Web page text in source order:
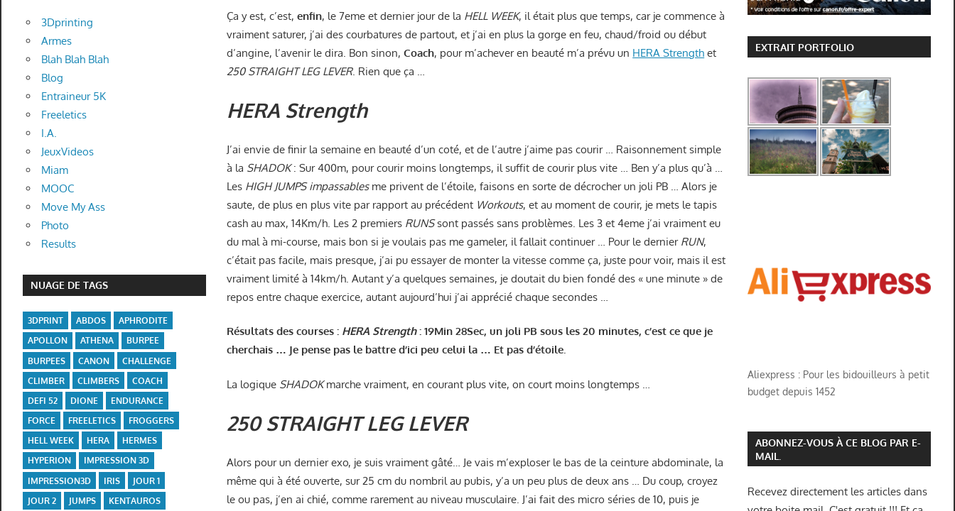
Ça y est, c’est,enfin, le 7eme et dernier jour de la HELL WEEK, il était plus que temps, car je commence à
vraiment saturer, j’ai des courbatures de partout, et j’ai en plus la gorge en feu, chaud/froid ou début
d’angine, l’avenir le dira. Bon sinon,Coach, pour m’achever en beauté m’a prévu un HERA Strength et
250 STRAIGHT LEG LEVER. Rien que ça …
HERA Strength
J’ai envie de finir la semaine en beauté d’un coté, et de l’autre j’aime pas courir … Raisonnement simple
à la SHADOK: Sur 400m, pour courir moins longtemps, il suffit de courir plus vite … Ben y’a plus qu’à …
Les HIGH JUMPS impassablesme privent de l’étoile, faisons en sorte de décrocher un joli PB … Alors je
saute, de plus en plus vite par rapport au précédent Workouts, et au moment de courir, je mets le tapis
cash au max, 14Km/h. Les 2 premiers RUNSsont passés sans problèmes. Les 3 et 4eme j’ai vraiment eu
du mal à mi-course, mais bon si je voulais pas me gameler, il fallait continuer … Pour le dernier RUN,
c’était pas facile, mais presque, j’ai pu essayer de monter la vitesse comme ça, juste pour voir, mais il est
vraiment limité à 14km/h. Autant y’a quelques semaines, je doutait du bien fondé des « une minute » de
repos entre chaque exercice, autant aujourd’hui j’ai apprécié chaque secondes …
Résultats des courses : HERA Strength: 19Min 28Sec, un joli PB sous les 20 minutes, c’est ce que je
cherchais … Je pense pas le battre d’ici peu celui la … Et pas d’étoile.
La logique SHADOKmarche vraiment, en courant plus vite, on court moins longtemps …
250 STRAIGHT LEG LEVER
Alors pour un dernier exo, je suis vraiment gâté… Je vais m’exploser le bas de la ceinture abdominale, la
même qui à été ouverte, sur 25 cm du nombril au pubis, y’a un peu plus de deux ans … Du coup, croyez
le ou pas, j’en ai chié, comme rarement au niveau musculaire. J’ai fait des micro séries de 10, puis je
3Dprinting
Armes
Blah Blah Blah
Blog
Entraineur 5K
Freeletics
I.A.
JeuxVideos
Miam
MOOC
Move My Ass
Photo
Results
NUAGE DE TAGS
3DPRINT ABDOS
APHRODITE
APOLLON
ATHENA
BURPEE
BURPEES
CANON
CHALLENGE
CLIMBER
CLIMBERS
COACH
DEFI 52
DIONE
ENDURANCE
FORCE
FREELETICS
FROGGERS
HELL WEEK
HERA
HERMES
HYPERION
IMPRESSION 3D
IMPRESSION3D
IRIS
JOUR 1
JOUR 2
JUMPS
KENTAUROS
EXTRAIT PORTFOLIO
Aliexpress : Pour les bidouilleurs à petit
budget depuis 1452
ABONNEZ-VOUS À CE BLOG PAR E-
MAIL.
Recevez directement les articles dans